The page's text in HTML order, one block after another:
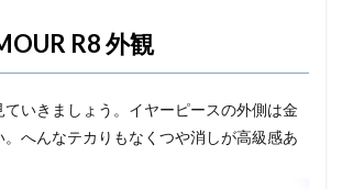
R8 外観
ていきましょう。イヤーピースの外側は金
。へんなテカりもなくつや消しが高級感あ